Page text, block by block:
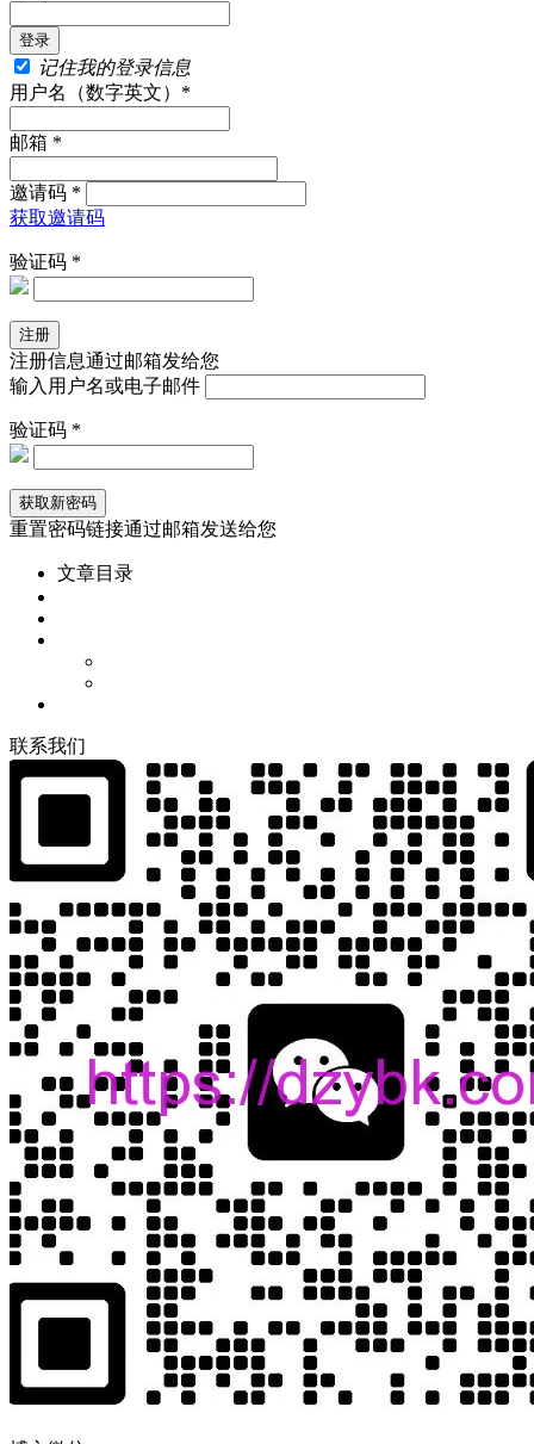
记住我的登录信息
用户名（数字英文）*
邮箱 *
邀请码 *
获取邀请码
验证码 *
注册信息通过邮箱发给您
输入用户名或电子邮件
验证码 *
重置密码链接通过邮箱发送给您
文章目录
联系我们